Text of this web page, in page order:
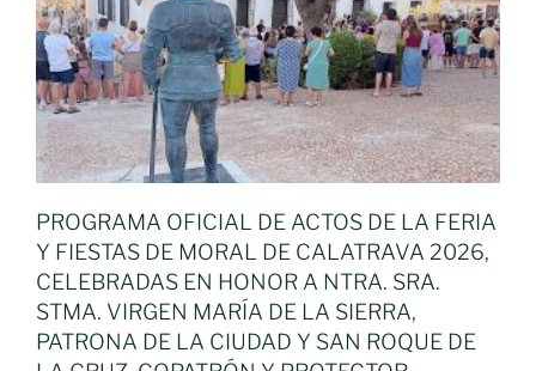
PROGRAMA OFICIAL DE ACTOS DE LA FERIA
Y FIESTAS DE MORAL DE CALATRAVA 2026,
CELEBRADAS EN HONOR A NTRA. SRA.
STMA. VIRGEN MARÍA DE LA SIERRA,
PATRONA DE LA CIUDAD Y SAN ROQUE DE